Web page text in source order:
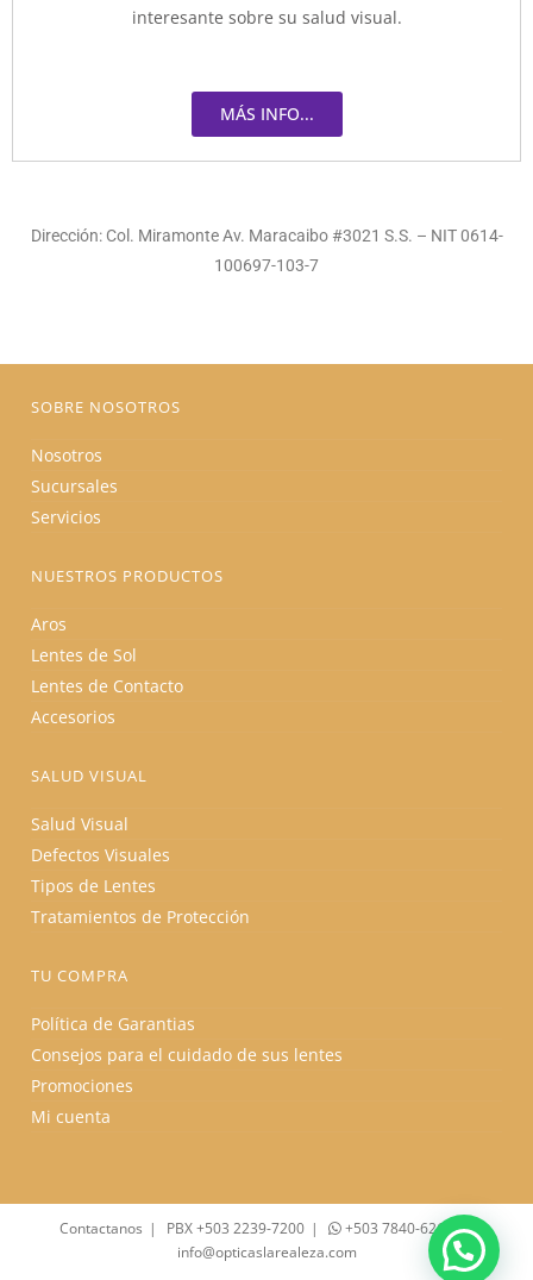
interesante sobre su salud visual.
MÁS INFO...
Dirección: Col. Miramonte Av. Maracaibo #3021 S.S. – NIT 0614-
100697-103-7
SOBRE NOSOTROS
Nosotros
Sucursales
Servicios
NUESTROS PRODUCTOS
Aros
Lentes de Sol
Lentes de Contacto
Accesorios
SALUD VISUAL
Salud Visual
Defectos Visuales
Tipos de Lentes
Tratamientos de Protección
TU COMPRA
Política de Garantias
Consejos para el cuidado de sus lentes
Promociones
Mi cuenta
Contactanos PBX +503 2239-7200
+503 7840-6262
info@opticaslarealeza.com